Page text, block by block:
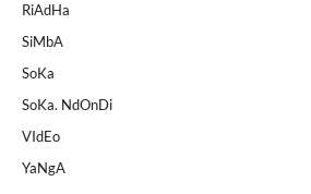
RiAdHa
SiMbA
SoKa
SoKa. NdOnDi
VIdEo
YaNgA